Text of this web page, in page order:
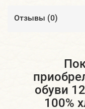
Отзывы (0)
обуви
100%